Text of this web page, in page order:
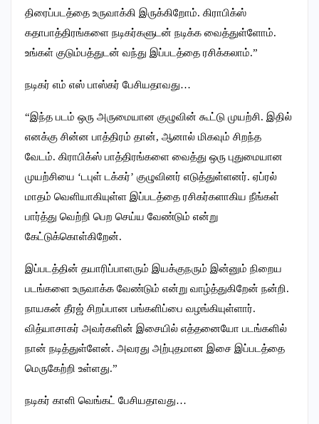
திரைப்படத்தை உருவாக்கி இருக்கிறோம். கிராபிக்ஸ்
கதாபாத்திரங்களை நடிகர்களுடன் நடிக்க வைத்துள்ளோம்.
உங்கள் குடும்பத்துடன் வந்து இப்படத்தை ரசிக்கலாம்.”
நடிகர் எம் எஸ் பாஸ்கர் பேசியதாவது…
“இந்த படம் ஒரு அருமையான குழுவின் கூட்டு முயற்சி. இதில்
எனக்கு சின்ன பாத்திரம் தான், ஆனால் மிகவும் சிறந்த
வேடம். கிராபிக்ஸ் பாத்திரங்களை வைத்து ஒரு புதுமையான
முயற்சியை ‘டபுள் டக்கர்’ குழுவினர் எடுத்துள்ளனர். ஏப்ரல்
மாதம் வெளியாகியுள்ள இப்படத்தை ரசிகர்களாகிய நீங்கள்
பார்த்து வெற்றி பெற செய்ய வேண்டும் என்று
கேட்டுக்கொள்கிறேன்.
இப்படத்தின் தயாரிப்பாளரும் இயக்குநரும் இன்னும் நிறைய
படங்களை உருவாக்க வேண்டும் என்று வாழ்த்துகிறேன் நன்றி.
நாயகன் தீரஜ் சிறப்பான பங்களிப்பை வழங்கியுள்ளார்.
வித்யாசாகர் அவர்களின் இசையில் எத்தனையோ படங்களில்
நான் நடித்துள்ளேன். அவரது அற்புதமான இசை இப்படத்தை
மெருகேற்றி உள்ளது.”
நடிகர் காளி வெங்கட் பேசியதாவது…